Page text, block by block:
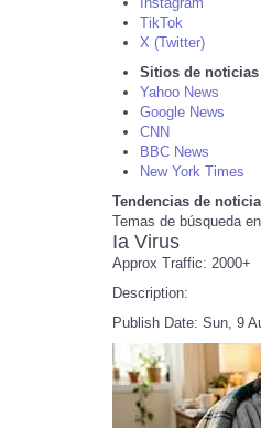
TikTok
X (Twitter)
Sitios de noticias
Yahoo News
Google News
CNN
BBC News
New York Times
Tendencias de
Temas de búsqueda
Ia Virus
Approx Traffic: 2000+
Description:
Publish Date: Sun, 9